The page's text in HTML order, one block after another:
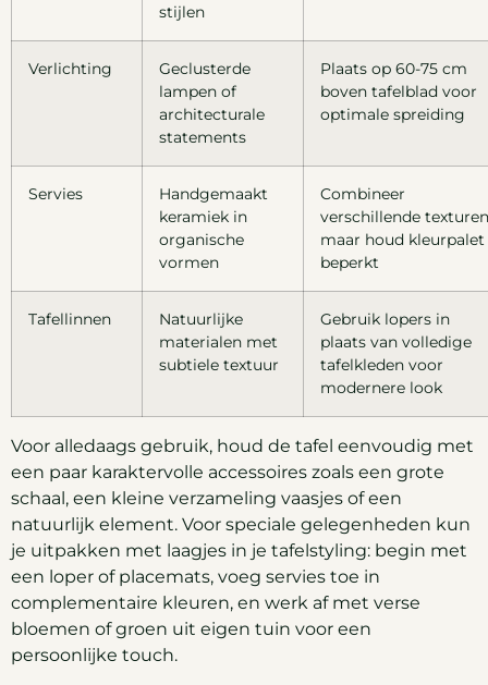
stijlen
Verlichting
Geclusterde
lampen of
architecturale
statements
Plaats op 60-75 cm
boven tafelblad voor
optimale spreiding
Servies
Handgemaakt
keramiek in
organische
vormen
Combineer
verschillende texturen
maar houd kleurpalet
beperkt
Tafellinnen
Natuurlijke
materialen met
subtiele textuur
Gebruik lopers in
plaats van volledige
tafelkleden voor
modernere look
Voor alledaags gebruik, houd de tafel eenvoudig met
een paar karaktervolle accessoires zoals een grote
schaal, een kleine verzameling vaasjes of een
natuurlijk element. Voor speciale gelegenheden kun
je uitpakken met laagjes in je tafelstyling: begin met
een loper of placemats, voeg servies toe in
complementaire kleuren, en werk af met verse
bloemen of groen uit eigen tuin voor een
persoonlijke touch.